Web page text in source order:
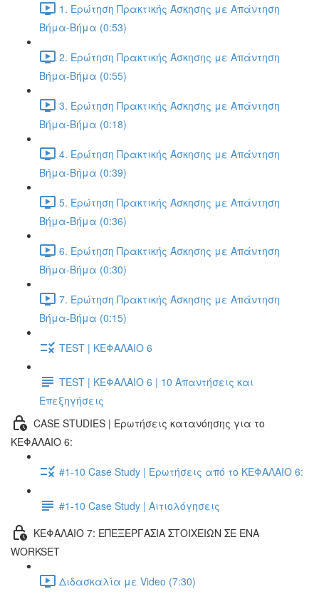
1. Ερώτηση Πρακτικής Άσκησης με Απάντηση
Βήμα-Βήμα (0:53)
2. Ερώτηση Πρακτικής Άσκησης με Απάντηση
Βήμα-Βήμα (0:55)
3. Ερώτηση Πρακτικής Άσκησης με Απάντηση
Βήμα-Βήμα (0:18)
4. Ερώτηση Πρακτικής Άσκησης με Απάντηση
Βήμα-Βήμα (0:39)
5. Ερώτηση Πρακτικής Άσκησης με Απάντηση
Βήμα-Βήμα (0:36)
6. Ερώτηση Πρακτικής Άσκησης με Απάντηση
Βήμα-Βήμα (0:30)
7. Ερώτηση Πρακτικής Άσκησης με Απάντηση
Βήμα-Βήμα (0:15)
TEST | ΚΕΦΑΛΑΙΟ 6
TEST | ΚΕΦΑΛΑΙΟ 6 | 10 Απαντήσεις και
Επεξηγήσεις
CASE STUDIES | Ερωτήσεις κατανόησης για το
ΚΕΦΑΛΑΙΟ 6:
#1-10 Case Study | Ερωτήσεις από το ΚΕΦΑΛΑΙΟ 6:
#1-10 Case Study | Αιτιολόγησεις
ΚΕΦΑΛΑΙΟ 7: ΕΠΕΞΕΡΓΑΣΙΑ ΣΤΟΙΧΕΙΩΝ ΣΕ ΕΝΑ
WORKSET
Διδασκαλία με Video (7:30)